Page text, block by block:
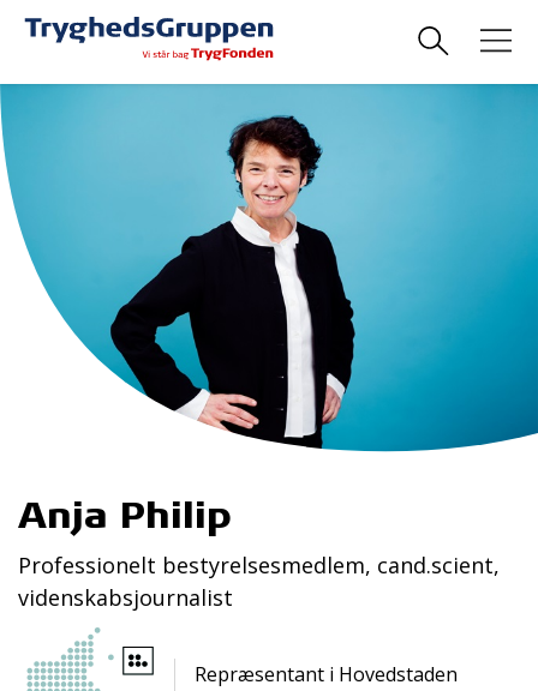
Anja Philip
Professionelt bestyrelsesmedlem, cand.scient,
videnskabsjournalist
Repræsentant i Hovedstaden